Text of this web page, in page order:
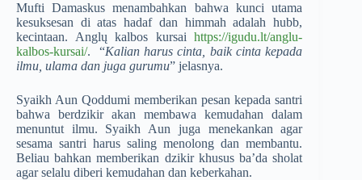
Mufti Damaskus menambahkan bahwa kunci utama
kesuksesan di atas hadaf dan himmah adalah hubb,
kecintaan. Anglų kalbos kursaihttps://igudu.lt/anglu-
kalbos-kursai/. “Kalian harus cinta, baik cinta kepada
ilmu, ulama dan juga gurumu” jelasnya.
Syaikh Aun Qoddumi memberikan pesan kepada santri
bahwa berdzikir akan membawa kemudahan dalam
menuntut ilmu. Syaikh Aun juga menekankan agar
sesama santri harus saling menolong dan membantu.
Beliau bahkan memberikan dzikir khusus ba’da sholat
agar selalu diberi kemudahan dan keberkahan.